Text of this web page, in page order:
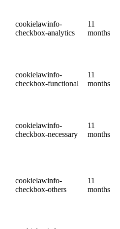
cookielawinfo-
checkbox-analytics
11
months
cookielawinfo-
checkbox-functional
11
months
cookielawinfo-
checkbox-necessary
11
months
cookielawinfo-
checkbox-others
11
months